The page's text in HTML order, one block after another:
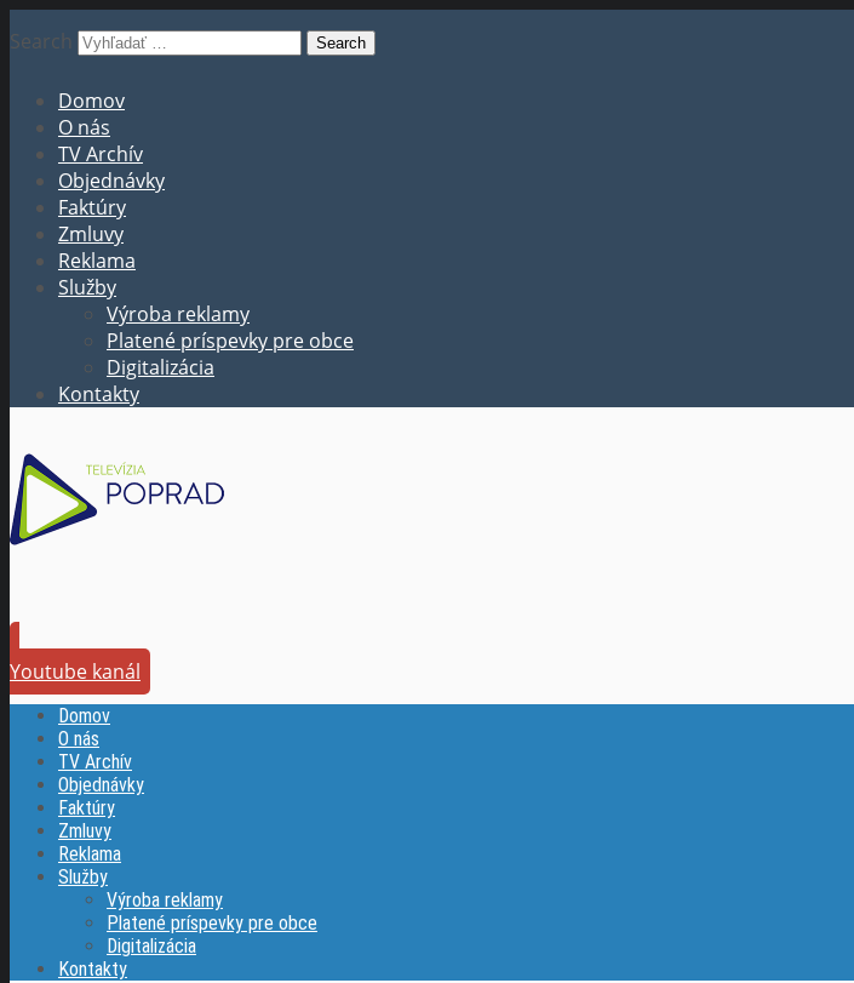
Search
Domov
O nás
TV Archív
Objednávky
Faktúry
Zmluvy
Reklama
Služby
Výroba reklamy
Platené príspevky pre obce
Digitalizácia
Kontakty
Youtube kanál
Domov
O nás
TV Archív
Objednávky
Faktúry
Zmluvy
Reklama
Služby
Výroba reklamy
Platené príspevky pre obce
Digitalizácia
Kontakty